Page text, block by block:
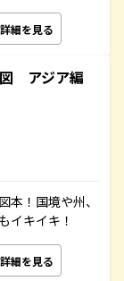
詳細を見る
アジア編
本！国境や州、
イキイキ！
詳細を見る